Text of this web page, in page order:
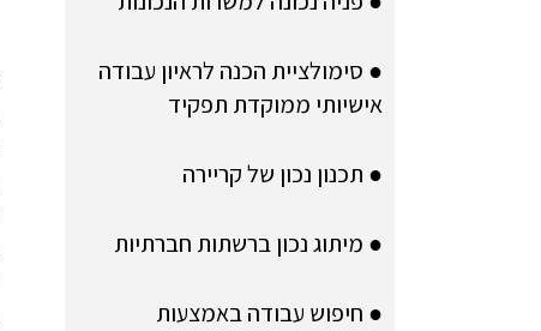
● סימולציית הכנה לראיון עבודה
אישיותי ממוקדת תפקיד
● תכנון נכון של קריירה
● מיתוג נכון ברשתות חברתיות
● חיפוש עבודה באמצעות